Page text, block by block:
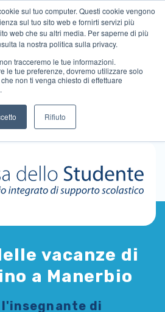
sul tuo computer. Questi cookie vengono
sul tuo sito web e fornirti servizi più
web che su altri media. Per saperne di più
la nostra politica sulla privacy.
tracceremo le tue informazioni.
le tue preferenze, dovremo utilizzare solo
non ti venga chiesto di effettuare
Rifiuto
vacanze di
a Manerbio
insegnante di